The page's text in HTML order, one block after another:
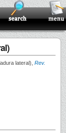
lateral), Rev.